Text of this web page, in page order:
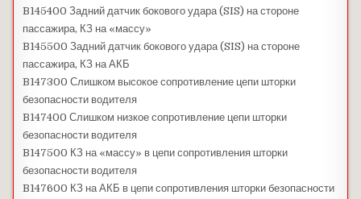
B145400 Задний датчик бокового удара (SIS) на стороне
пассажира, КЗ на «массу»
B145500 Задний датчик бокового удара (SIS) на стороне
пассажира, КЗ на АКБ
B147300 Слишком высокое сопротивление цепи шторки
безопасности водителя
B147400 Слишком низкое сопротивление цепи шторки
безопасности водителя
B147500 КЗ на «массу» в цепи сопротивления шторки
безопасности водителя
B147600 КЗ на АКБ в цепи сопротивления шторки безопасности